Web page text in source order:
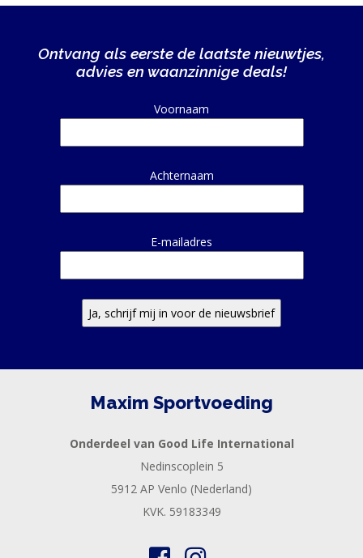
Ontvang als eerste de laatste nieuwtjes,
advies en waanzinnige deals!
Voornaam
Achternaam
E-mailadres
Alternative:
Maxim Sportvoeding
Onderdeel van Good Life International
Nedinscoplein 5
5912 AP Venlo (Nederland)
KVK. 59183349